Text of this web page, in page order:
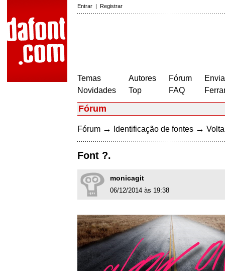
Entrar | Registrar
Temas
Novidades
Autores
Top
Fórum
FAQ
Fórum
Fórum → Identificação de fontes →
Font ?.
monicagit
06/12/2014 às 19:38